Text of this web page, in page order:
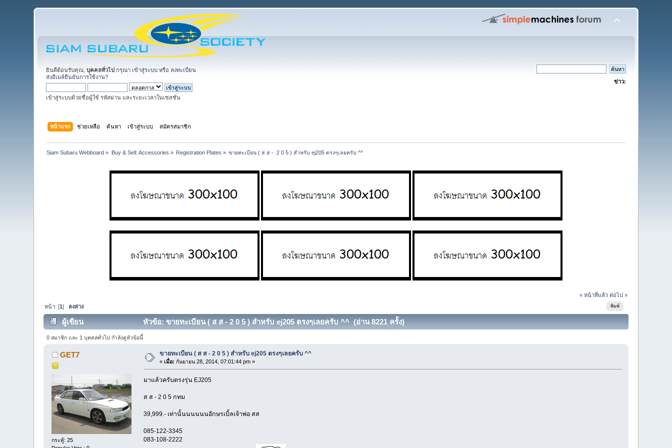
ยินดีต้อนรับคุณ,บุคคลทั่วไป กรุณา เข้าสู่ระบบ หรือ ลงทะเบียน
ส่งอีเมล์ยืนยันการใช้งาน?
เข้าสู่ระบบด้วยชื่อผู้ใช้ รหัสผ่าน และระยะเวลาในเซสชั่น
ข่าว:
หน้าแรก ช่วยเหลือ ค้นหา เข้าสู่ระบบ สมัครสมาชิก
Siam Subaru Webboard » Buy & Sell: Accessories » Registration Plates » ขายทะเบียน ( ส ส -  2 0 5 ) สำหรับ ej205 ตรงๆเลยครับ ^^
« หน้าที่แล้ว ต่อไป »
พิมพ์
หน้า: [1] ลงล่าง
ผู้เขียน หัวข้อ: ขายทะเบียน ( ส ส - 2 0 5 ) สำหรับ ej205 ตรงๆเลยครับ ^^ (อ่าน 8221 ครั้ง)
0 สมาชิก และ 1 บุคคลทั่วไป กำลังดูหัวข้อนี้
GET7
กระทู้: 25
ขายทะเบียน ( ส ส - 2 0 5 ) สำหรับ ej205 ตรงๆเลยครับ ^^
«เมื่อ: กันยายน 28, 2014, 07:01:44 pm »
มาแล้วครับตรงรุ่น EJ205
ส ส - 2 0 5 กทม
39,999.- เท่านั้นนนนนนอักษรเบิ้ลเจ้าพ่อ สส
085-122-3345
083-108-2222